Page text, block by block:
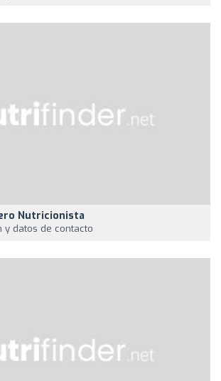
Nutricionista
y datos de contacto